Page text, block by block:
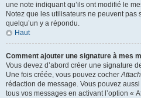
une note indiquant qu’ils ont modifié le
Notez que les utilisateurs ne peuvent
quelqu’un y a répondu.
Haut
Comment ajouter une signature à mes
Vous devez d’abord créer une signature
Une fois créée, vous pouvez cocher
rédaction de message. Vous pouvez
tous vos messages en activant l’option «